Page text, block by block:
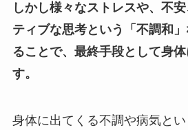
しかし様々なストレスや、不
ティブな思考という「不調和
ることで、最終手段として身
す。
身体に出てくる不調や病気と